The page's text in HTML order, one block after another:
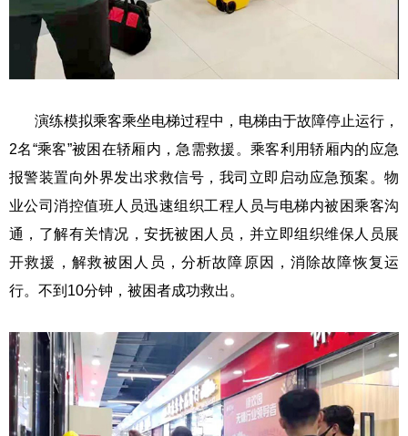
演练模拟乘客乘坐电梯过程中，电梯由于故障停止运行，
2名“乘客”被困在轿厢内，急需救援。乘客利用轿厢内的应急
报警装置向外界发出求救信号，我司立即启动应急预案。物
业公司消控值班人员迅速组织工程人员与电梯内被困乘客沟
通，了解有关情况，安抚被困人员，并立即组织维保人员展
开救援，解救被困人员，分析故障原因，消除故障恢复运
行。不到10分钟，被困者成功救出。